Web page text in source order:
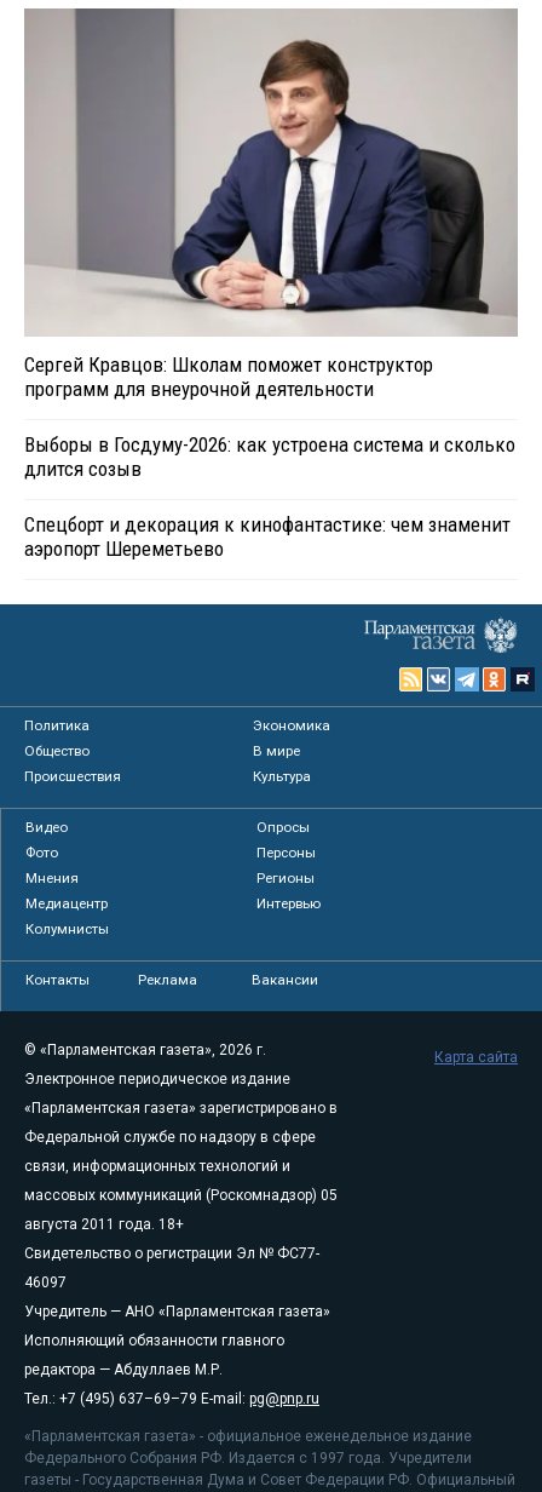
Сергей Кравцов: Школам поможет конструктор
программ для внеурочной деятельности
Выборы в Госдуму-2026: как устроена система и сколько
длится созыв
Спецборт и декорация к кинофантастике: чем знаменит
аэропорт Шереметьево
Политика
Экономика
Общество
В мире
Происшествия
Культура
Видео
Опросы
Фото
Персоны
Мнения
Регионы
Медиацентр
Интервью
Колумнисты
Контакты Реклама Вакансии
© «Парламентская газета», 2026 г.
Электронное периодическое издание
«Парламентская газета» зарегистрировано в
Федеральной службе по надзору в сфере
связи, информационных технологий и
массовых коммуникаций (Роскомнадзор) 05
августа 2011 года. 18+
Свидетельство о регистрации Эл № ФС77-
46097
Учредитель — АНО «Парламентская газета»
Исполняющий обязанности главного
редактора — Абдуллаев М.Р.
Тел.: +7 (495) 637–69–79 E-mail: pg@pnp.ru
«Парламентская газета» - официальное еженедельное издание
Федерального Собрания РФ. Издается с 1997 года. Учредители
газеты - Государственная Дума и Совет Федерации РФ. Официальный
Карта сайта